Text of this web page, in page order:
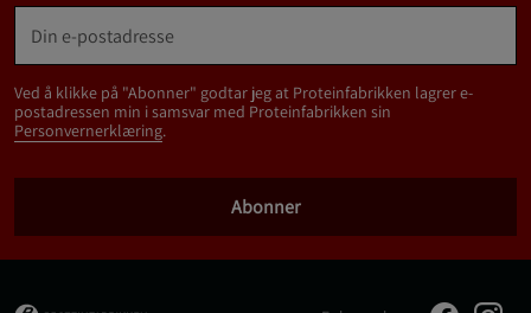
Ved å klikke på "Abonner" godtar jeg at Proteinfabrikken lagrer e-
postadressen min i samsvar med Proteinfabrikken sin
Personvernerklæring.
Abonner